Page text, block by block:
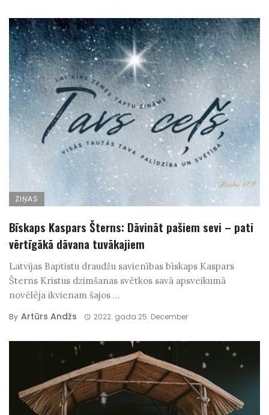
ZIŅAS
Bīskaps Kaspars Šterns: Dāvināt pašiem sevi – pati
vērtīgākā dāvana tuvākajiem
Latvijas Baptistu draudžu savienības bīskaps Kaspars
Šterns Kristus dzimšanas svētkos savā apsveikumā
novēlēja ikvienam šajos ...
By Artūrs Andžs 2022. gada 25. December